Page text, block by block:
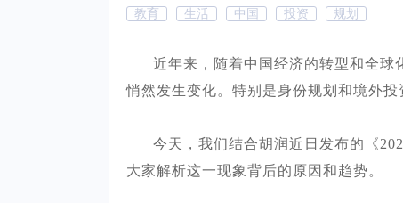
教育 生活 中国 投资 规划
近年来，随着中国经济的转型和全球
悄然发生变化。特别是身份规划和境外投
今天，我们结合胡润近日发布的《
大家解析这一现象背后的原因和趋势。